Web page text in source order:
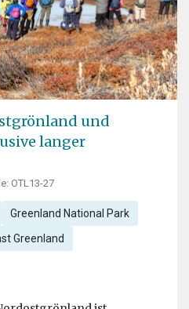
und
langer
OTL13-27
Greenland National Park
Greenland